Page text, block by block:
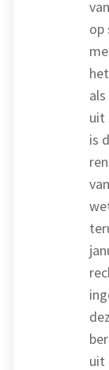
op
uit
is
uit